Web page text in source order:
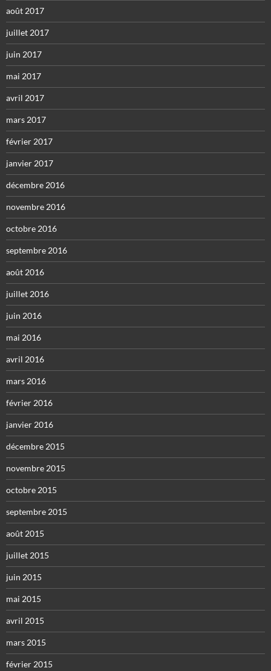
août 2017
juillet 2017
juin 2017
mai 2017
avril 2017
mars 2017
février 2017
janvier 2017
décembre 2016
novembre 2016
octobre 2016
septembre 2016
août 2016
juillet 2016
juin 2016
mai 2016
avril 2016
mars 2016
février 2016
janvier 2016
décembre 2015
novembre 2015
octobre 2015
septembre 2015
août 2015
juillet 2015
juin 2015
mai 2015
avril 2015
mars 2015
février 2015